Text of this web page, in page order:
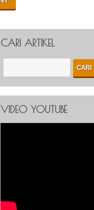
CARI ARTIKEL
VIDEO YOUTUBE